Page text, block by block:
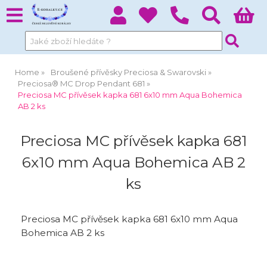
Home
Broušené přívěsky Preciosa & Swarovski
Preciosa® MC Drop Pendant 681
Preciosa MC přívěsek kapka 681 6x10 mm Aqua Bohemica
AB 2 ks
Preciosa MC přívěsek kapka 681
6x10 mm Aqua Bohemica AB 2
ks
Preciosa MC přívěsek kapka 681 6x10 mm Aqua
Bohemica AB 2 ks